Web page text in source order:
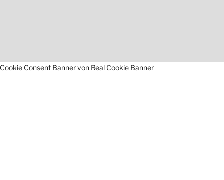
Cookie Consent Banner von Real Cookie Banner